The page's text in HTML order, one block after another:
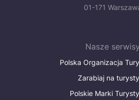
01-171
Nasze serwisy
Polska Organizacja
Zarabiaj na
Polskie Marki